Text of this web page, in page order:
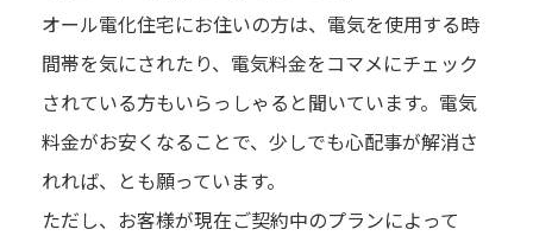
オール電化住宅にお住いの方は、電気を使用する時
間帯を気にされたり、電気料金をコマメにチェック
されている方もいらっしゃると聞いています。電気
料金がお安くなることで、少しでも心配事が解消さ
れれば、とも願っています。
ただし、お客様が現在ご契約中のプランによって